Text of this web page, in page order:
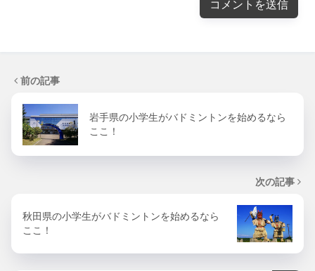
前の記事
岩手県の小学生がバドミントンを始めるなら
ここ！
次の記事
秋田県の小学生がバドミントンを始めるなら
ここ！